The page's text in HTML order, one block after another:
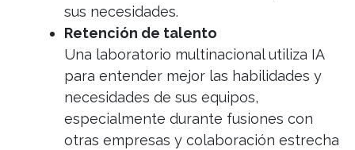
sus necesidades.
Retención de talento
Una laboratorio multinacional utiliza IA
para entender mejor las habilidades y
necesidades de sus equipos,
especialmente durante fusiones con
otras empresas y colaboración estrecha